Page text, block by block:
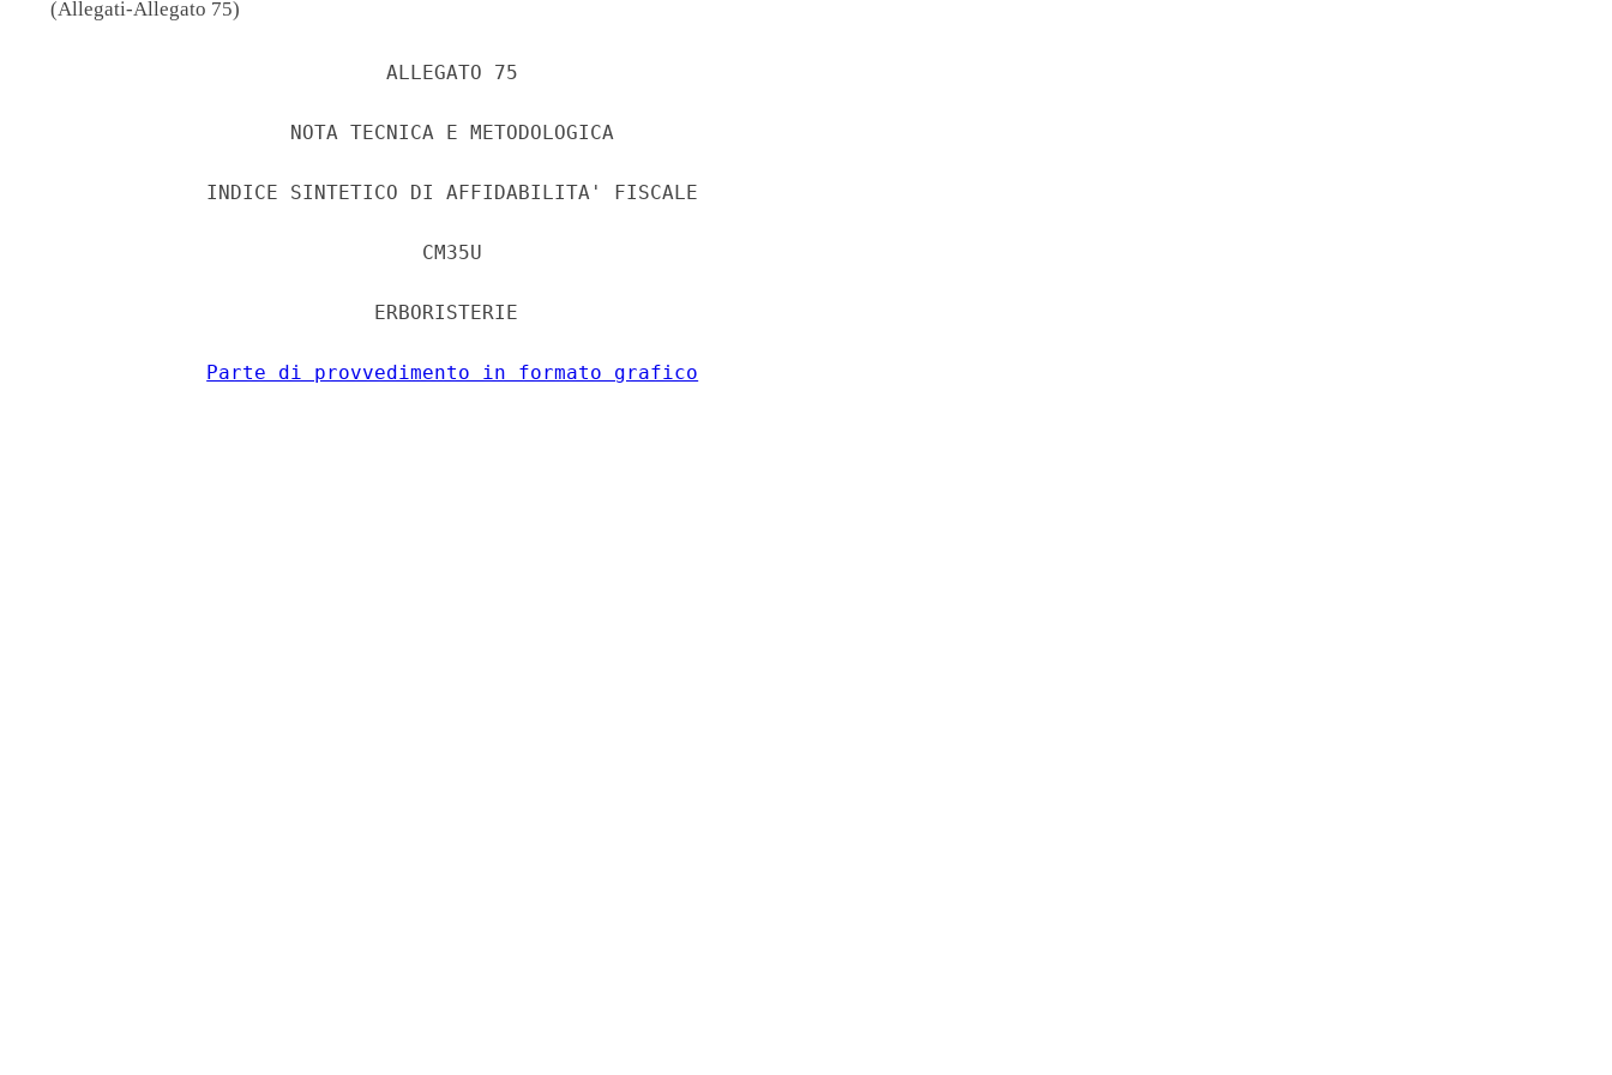
(Allegati-Allegato 75)
                             ALLEGATO 75
                     NOTA TECNICA E METODOLOGICA
              INDICE SINTETICO DI AFFIDABILITA' FISCALE
                                CM35U
                            ERBORISTERIE
Parte di provvedimento in formato grafico